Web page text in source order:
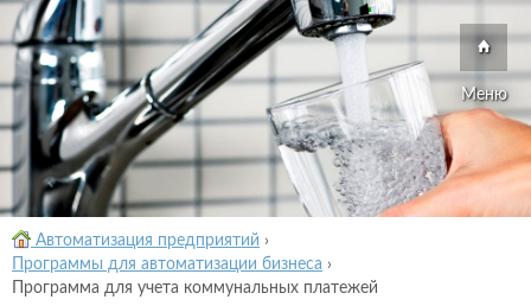
Меню
Автоматизация предприятий ›
Программы для автоматизации бизнеса ›
Программа для учета коммунальных платежей